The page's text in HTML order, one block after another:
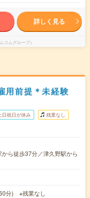
詳しく見る
コムグループ）
用前提＊未経験
日祝日が休み 残業なし
ら徒歩37分／津久野駅から
分) ※残業なし